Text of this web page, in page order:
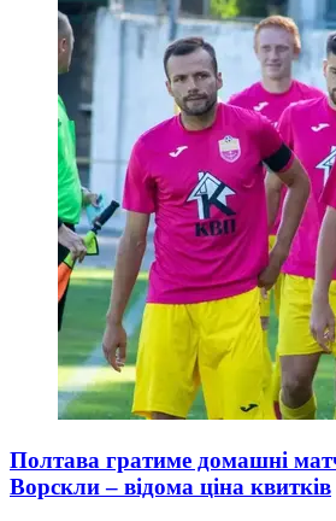
Полтава гратиме домашні
Ворскли – відома ціна квитків